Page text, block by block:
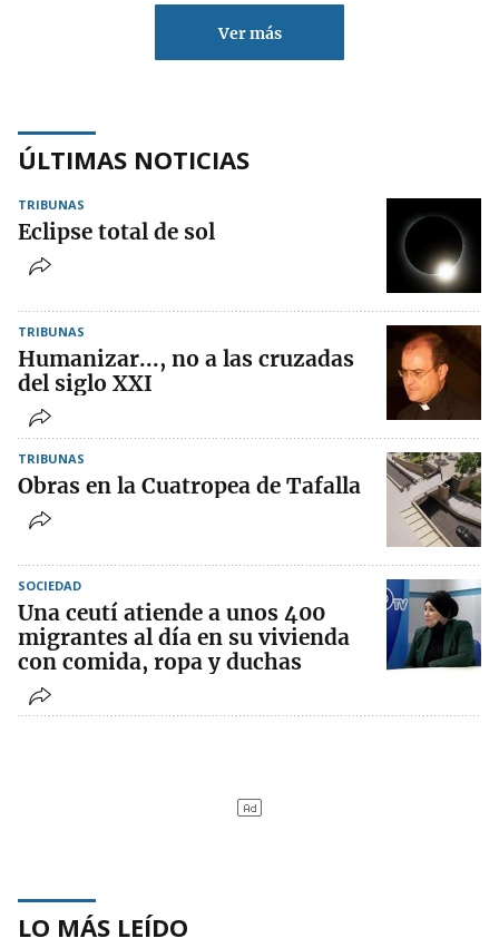
Ver más
ÚLTIMAS NOTICIAS
TRIBUNAS
Eclipse total de sol
TRIBUNAS
Humanizar..., no a las cruzadas
del siglo XXI
TRIBUNAS
Obras en la Cuatropea de Tafalla
SOCIEDAD
Una ceutí atiende a unos 400
migrantes al día en su vivienda
con comida, ropa y duchas
LO MÁS LEÍDO